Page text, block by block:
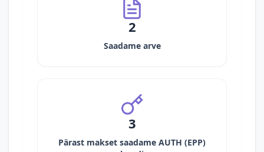
2
Saadame arve
3
Pärast makset saadame AUTH (EPP)